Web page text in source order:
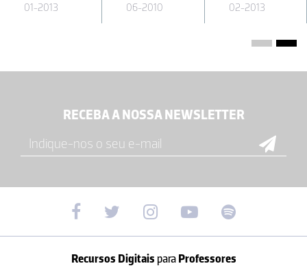
01-2013
06-2010
02-2013
RECEBA A NOSSA NEWSLETTER
Recursos Digitais paraProfessores